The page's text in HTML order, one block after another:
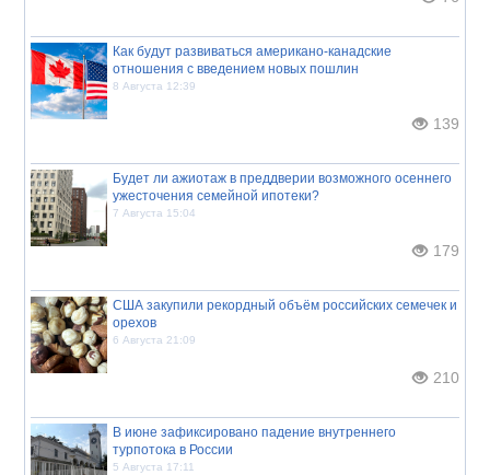
Как будут развиваться американо-канадские
отношения с введением новых пошлин
8 Августа 12:39
139
Будет ли ажиотаж в преддверии возможного осеннего
ужесточения семейной ипотеки?
7 Августа 15:04
179
США закупили рекордный объём российских семечек и
орехов
6 Августа 21:09
210
В июне зафиксировано падение внутреннего
турпотока в России
5 Августа 17:11